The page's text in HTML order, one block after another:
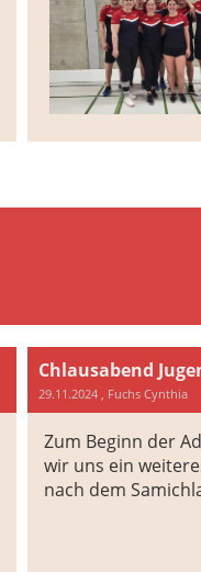
Chlausabend
29.11.2024, Fuchs Cynthia
Zum Beginn der
wir uns ein
nach dem